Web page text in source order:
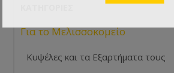
Για το Μελισσοκομείο
Κυψέλες και τα Εξαρτήματα τους